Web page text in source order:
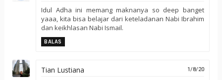
Idul Adha ini memang maknanya so deep banget
yaaa, kita bisa belajar dari keteladanan Nabi Ibrahim
dan keikhlasan Nabi Ismail.
BALAS
Tian Lustiana 1/8/20